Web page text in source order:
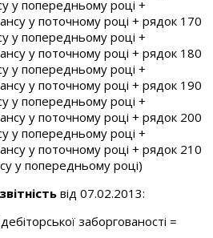
у попередньому році +
у поточному році + рядок 170
у попередньому році +
у поточному році + рядок 180
у попередньому році +
у поточному році + рядок 190
у попередньому році +
у поточному році + рядок 200
у попередньому році +
у поточному році + рядок 210
у попередньому році)
від 07.02.2013:
заборгованості =